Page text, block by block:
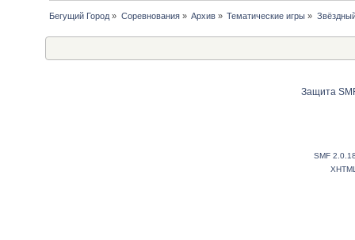
Бегущий Город » Соревнования» Архив » Тематические игры »
Защита
SMF